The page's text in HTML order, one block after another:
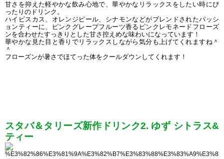
甘さを抑えた軽やかな飲み心地で、華やかなリラックスをしたい時にぴ
ったりのドリンク。
ハイビスカス、オレンジピール、シナモンなどがブレンドされたパッシ
ョンティーに、ピンクグレープフルーツ香るピンクレモネードフローズ
ンを合わせたすっきりとした甘さ控えめな味わいになっています！
華やかな見た目と香りでリラックスしながら気分も上げてくれますね＾
＾
フローズンが暑さでほてった体をクールダウンしてくれます！
スタバ＆タリーズ新作ドリンク2. ゆず シトラス&
ティー